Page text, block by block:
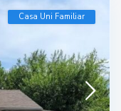
Casa Uni Familiar